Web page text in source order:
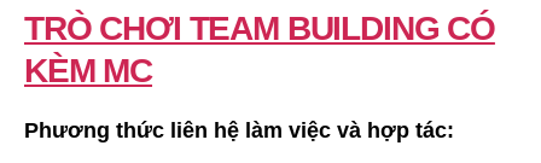
TRÒ CHƠI TEAM BUILDING CÓ
KÈM MC
Phương thức liên hệ làm việc và hợp tác: